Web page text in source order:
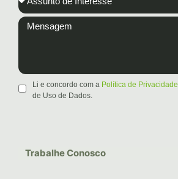
Trabalhe Conosco
Li e concordo com a Política de Privacidade
de Uso de Dados.